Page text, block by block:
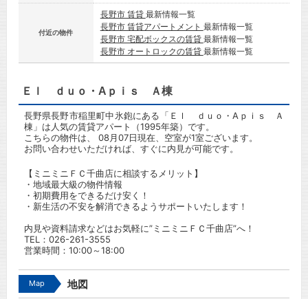
付近の物件
長野市 賃貸 最新情報一覧
長野市 賃貸アパートメント 最新情報一覧
長野市 宅配ボックスの賃貸 最新情報一覧
長野市 オートロックの賃貸 最新情報一覧
Ｅｌ ｄｕｏ・Aｐｉｓ Ａ棟
長野県長野市稲里町中氷鉋にある「Ｅｌ ｄｕｏ・Aｐｉｓ Ａ
棟」は人気の賃貸アパート（1995年築）です。
こちらの物件は、 08月07日現在、空室が1室ございます。
お問い合わせいただければ、すぐに内見が可能です。
【ミニミニＦＣ千曲店に相談するメリット】
・地域最大級の物件情報
・初期費用をできるだけ安く！
・新生活の不安を解消できるようサポートいたします！
内見や資料請求などはお気軽に”ミニミニＦＣ千曲店”へ！
TEL： 026-261-3555
営業時間：10:00～18:00
Map 地図